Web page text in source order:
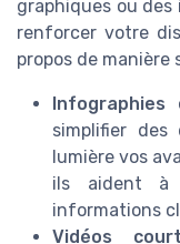
graphiques ou des
renforcer votre
propos de manière
simplifier des
lumière vos
ils aident à
informations
Vidéos